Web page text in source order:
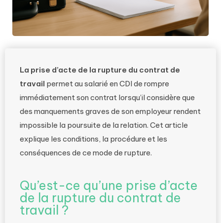
La prise d’acte de la rupture du contrat de
travail permet au salarié en CDI de rompre
immédiatement son contrat lorsqu’il considère que
des manquements graves de son employeur rendent
impossible la poursuite de la relation. Cet article
explique les conditions, la procédure et les
conséquences de ce mode de rupture.
Qu’est-ce qu’une prise d’acte
de la rupture du contrat de
travail ?